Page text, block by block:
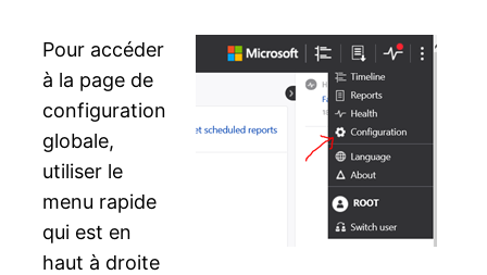
Pour accéder
à la page de
configuration
globale,
utiliser le
menu rapide
qui est en
haut à droite